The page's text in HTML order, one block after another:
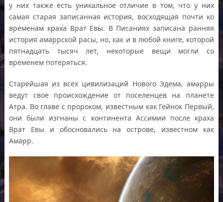
у них также есть уникальное отличие в том, что у них
самая старая записанная история, восходящая почти ко
временам краха Врат Eвы. В Писаниях записана ранняя
история амаррской расы, но, как и в любой книге, которой
пятнадцать тысяч лет, некоторые вещи могли со
временем потеряться.
Старейшая из всех цивилизаций Нового Эдема, амарры
ведут свое происхождение от поселенцев на планете
Атра. Во главе с пророком, известным как Гейнок Первый,
они были изгнаны с континента Ассимии после краха
Врат Евы и обосновались на острове, известном как
Амарр.